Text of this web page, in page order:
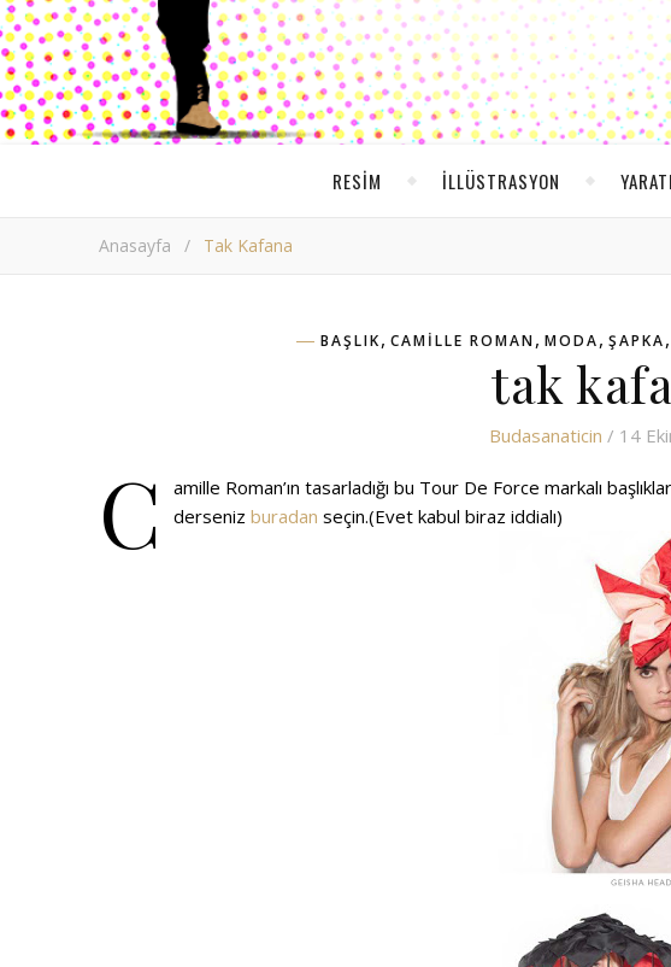
RESIM ILLÜSTRASYON
Anasayfa / Tak Kafana
BAŞLIK, CAMILLE ROMAN, MODA, ŞAPKA,
tak
Budasanaticin / 14
C
amille Roman’ın tasarladığı bu Tour De Force markalı
derseniz buradan seçin.(Evet kabul biraz iddialı)